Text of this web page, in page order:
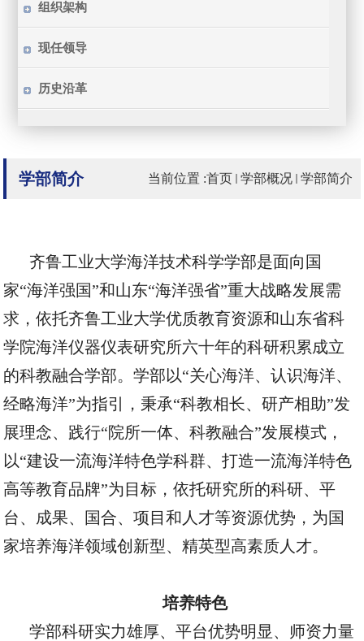
组织架构
现任领导
历史沿革
学部简介 当前位置 :首页 学部概况 学部简介
齐鲁工业大学海洋技术科学学部是面向国
家“海洋强国”和山东“海洋强省”重大战略发展需
求，依托齐鲁工业大学优质教育资源和山东省科
学院海洋仪器仪表研究所六十年的科研积累成立
的科教融合学部。学部以“关心海洋、认识海洋、
经略海洋”为指引，秉承“科教相长、研产相助”发
展理念、践行“院所一体、科教融合”发展模式，
以“建设一流海洋特色学科群、打造一流海洋特色
高等教育品牌”为目标，依托研究所的科研、平
台、成果、国合、项目和人才等资源优势，为国
家培养海洋领域创新型、精英型高素质人才。
培养特色
学部科研实力雄厚、平台优势明显、师资力量